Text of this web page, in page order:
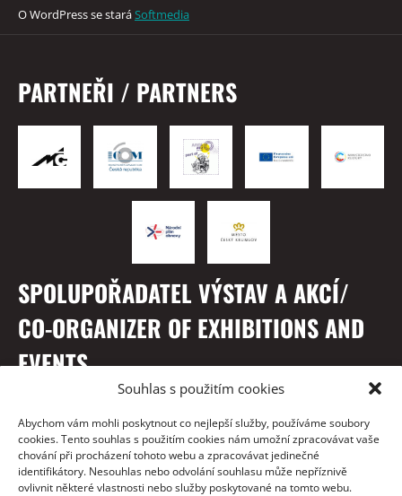
Souhlas s použitím cookies
Abychom vám mohli poskytnout co nejlepší služby, používáme soubory
cookies. Tento souhlas s použitím cookies nám umožní zpracovávat vaše
chování při procházení tohoto webu a zpracovávat jedinečné
identifikátory. Nesouhlas nebo odvolání souhlasu může nepříznivě
ovlivnit některé vlastnosti nebo služby poskytované na tomto webu.
O WordPress se staráSoftmedia
PARTNEŘI / PARTNERS
SPOLUPOŘADATEL VÝSTAV A AKCÍ/
CO-ORGANIZER OF EXHIBITIONS AND
EVENTS